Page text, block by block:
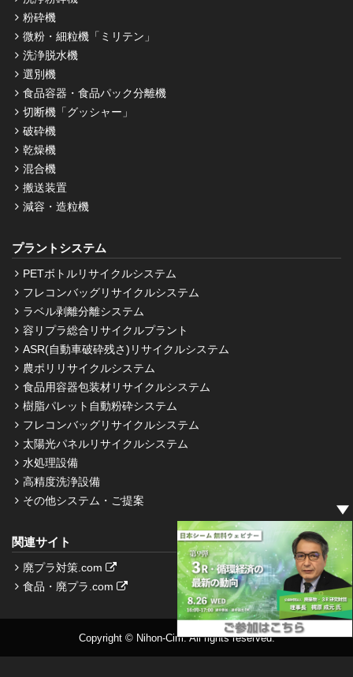
粉砕機
微粉・細粒機「ミリテン」
洗浄脱水機
選別機
食品容器・食品パック分離機
切断機「グッシャー」
破砕機
乾燥機
混合機
搬送装置
減容・造粒機
プラントシステム
PETボトルリサイクルシステム
フレコンバッグリサイクルシステム
ラベル剥離分離システム
容リプラ総合リサイクルプラント
ASR(自動車破砕残さ)リサイクルシステム
農ポリリサイクルシステム
食品用容器包装材リサイクルシステム
樹脂パレット自動粉砕システム
フレコンバッグリサイクルシステム
太陽光パネルリサイクルシステム
水処理設備
高精度洗浄設備
その他システム・ご提案
関連サイト
廃プラ対策.com
食品・廃プラ.com
Copyright © Nihon-Cim. All rights reserved.